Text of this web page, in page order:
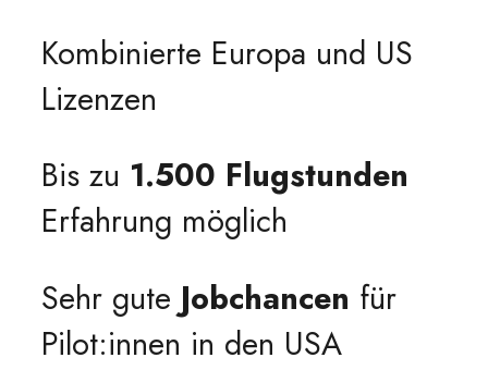
Kombinierte Europa und US
Lizenzen
Bis zu 1.500 Flugstunden
Erfahrung möglich
Sehr gute Jobchancen für
Pilot:innen in den USA